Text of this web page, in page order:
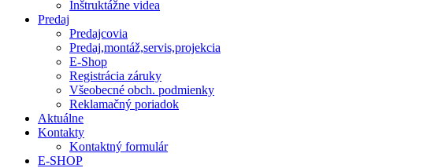
Inštruktážne videa
Predaj
Predajcovia
Predaj,montáž,servis,projekcia
E-Shop
Registrácia záruky
Všeobecné obch. podmienky
Reklamačný poriadok
Aktuálne
Kontakty
Kontaktný formulár
E-SHOP